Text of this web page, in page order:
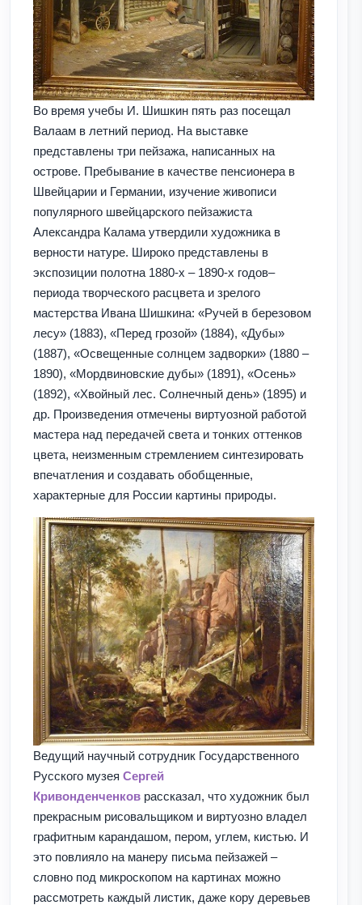
Во время учебы И. Шишкин пять раз посещал
Валаам в летний период. На выставке
представлены три пейзажа, написанных на
острове. Пребывание в качестве пенсионера в
Швейцарии и Германии, изучение живописи
популярного швейцарского пейзажиста
Александра Калама утвердили художника в
верности натуре. Широко представлены в
экспозиции полотна 1880-х – 1890-х годов–
периода творческого расцвета и зрелого
мастерства Ивана Шишкина: «Ручей в березовом
лесу» (1883), «Перед грозой» (1884), «Дубы»
(1887), «Освещенные солнцем задворки» (1880 –
1890), «Мордвиновские дубы» (1891), «Осень»
(1892), «Хвойный лес. Солнечный день» (1895) и
др. Произведения отмечены виртуозной работой
мастера над передачей света и тонких оттенков
цвета, неизменным стремлением синтезировать
впечатления и создавать обобщенные,
характерные для России картины природы.
Ведущий научный сотрудник Государственного
Русского музея Сергей
Кривонденченков рассказал, что художник был
прекрасным рисовальщиком и виртуозно владел
графитным карандашом, пером, углем, кистью. И
это повлияло на манеру письма пейзажей –
словно под микроскопом на картинах можно
рассмотреть каждый листик, даже кору деревьев